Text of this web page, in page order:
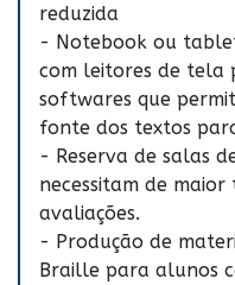
reduzida
- Notebook ou
com leitores de tela
softwares que
fonte dos textos
- Reserva de salas
necessitam de
avaliações.
- Produção de
Braille para alunos